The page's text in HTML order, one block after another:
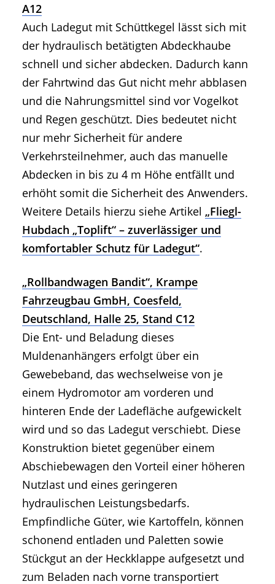
A12
Auch Ladegut mit Schüttkegel lässt sich mit
der hydraulisch betätigten Abdeckhaube
schnell und sicher abdecken. Dadurch kann
der Fahrtwind das Gut nicht mehr abblasen
und die Nahrungsmittel sind vor Vogelkot
und Regen geschützt. Dies bedeutet nicht
nur mehr Sicherheit für andere
Verkehrsteilnehmer, auch das manuelle
Abdecken in bis zu 4 m Höhe entfällt und
erhöht somit die Sicherheit des Anwenders.
Weitere Details hierzu siehe Artikel „Fliegl-
Hubdach „Toplift“ – zuverlässiger und
komfortabler Schutz für Ladegut“.
„Rollbandwagen Bandit“, Krampe
Fahrzeugbau GmbH, Coesfeld,
Deutschland, Halle 25, Stand C12
Die Ent- und Beladung dieses
Muldenanhängers erfolgt über ein
Gewebeband, das wechselweise von je
einem Hydromotor am vorderen und
hinteren Ende der Ladefläche aufgewickelt
wird und so das Ladegut verschiebt. Diese
Konstruktion bietet gegenüber einem
Abschiebewagen den Vorteil einer höheren
Nutzlast und eines geringeren
hydraulischen Leistungsbedarfs.
Empfindliche Güter, wie Kartoffeln, können
schonend entladen und Paletten sowie
Stückgut an der Heckklappe aufgesetzt und
zum Beladen nach vorne transportiert